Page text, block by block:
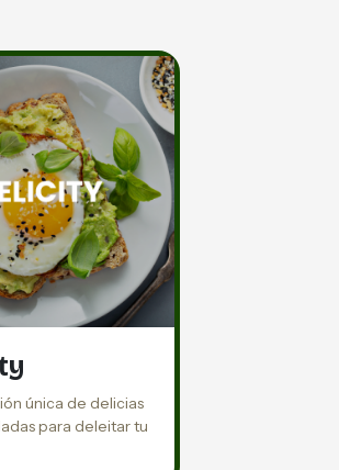
única de delicias
para deleitar tu